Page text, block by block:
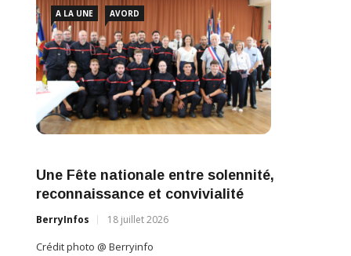
A LA UNE AVORD
Une Fête nationale entre solennité,
reconnaissance et convivialité
BerryInfos 18 juillet 2026
Crédit photo @ Berryinfo